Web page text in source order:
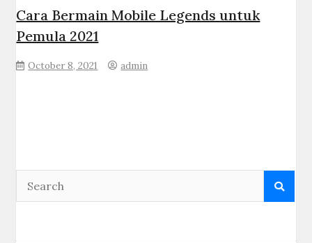
Cara Bermain Mobile Legends untuk
Pemula 2021
October 8, 2021 admin